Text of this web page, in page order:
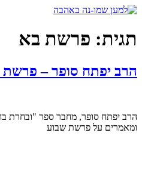
דלג
תגית: פרשת בא
הרב יפתח סופר – פרשת
הרב יפתח סופר, מחבר ספר "ובחרת
ומאמרים על פרשת שבוע